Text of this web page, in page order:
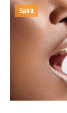
Spirit